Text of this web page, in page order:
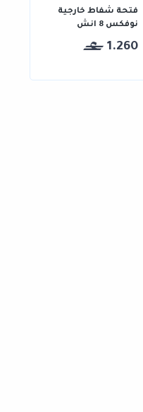
فتحة شفاط خارجية
نوفكس 8 انش
1.260